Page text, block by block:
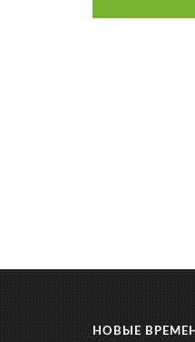
НОВЫЕ